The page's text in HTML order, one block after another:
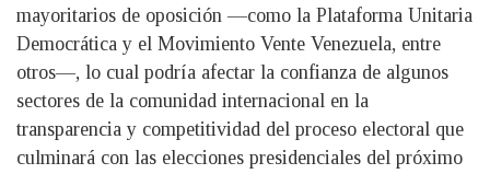
mayoritarios de oposición —como la Plataforma Unitaria
Democrática y el Movimiento Vente Venezuela, entre
otros—, lo cual podría afectar la confianza de algunos
sectores de la comunidad internacional en la
transparencia y competitividad del proceso electoral que
culminará con las elecciones presidenciales del próximo